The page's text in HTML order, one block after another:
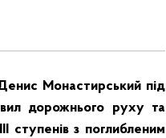
Монастирський під
дорожнього руху та
ступенів з поглибленим